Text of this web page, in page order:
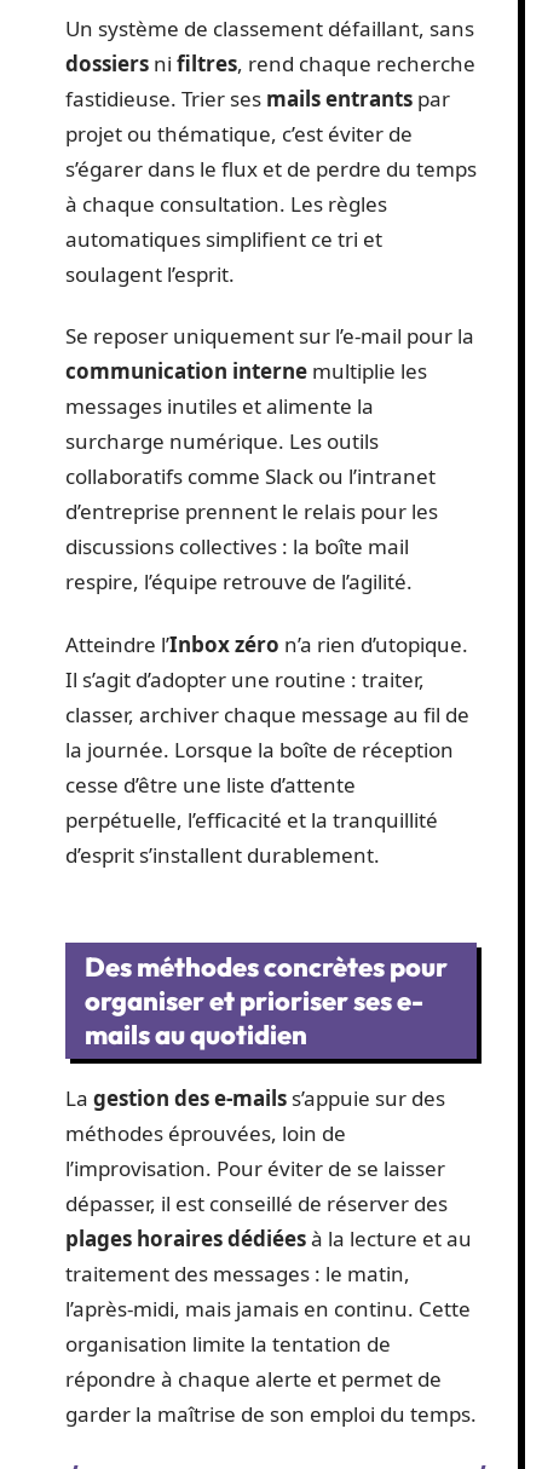
Un système de classement défaillant, sans
dossiers ni filtres, rend chaque recherche
fastidieuse. Trier ses mails entrants par
projet ou thématique, c’est éviter de
s’égarer dans le flux et de perdre du temps
à chaque consultation. Les règles
automatiques simplifient ce tri et
soulagent l’esprit.
Se reposer uniquement sur l’e-mail pour la
communication interne multiplie les
messages inutiles et alimente la
surcharge numérique. Les outils
collaboratifs comme Slack ou l’intranet
d’entreprise prennent le relais pour les
discussions collectives : la boîte mail
respire, l’équipe retrouve de l’agilité.
Atteindre l’Inbox zéro n’a rien d’utopique.
Il s’agit d’adopter une routine : traiter,
classer, archiver chaque message au fil de
la journée. Lorsque la boîte de réception
cesse d’être une liste d’attente
perpétuelle, l’efficacité et la tranquillité
d’esprit s’installent durablement.
Des méthodes concrètes pour
organiser et prioriser ses e-
mails au quotidien
La gestion des e-mails s’appuie sur des
méthodes éprouvées, loin de
l’improvisation. Pour éviter de se laisser
dépasser, il est conseillé de réserver des
plages horaires dédiéesà la lecture et au
traitement des messages : le matin,
l’après-midi, mais jamais en continu. Cette
organisation limite la tentation de
répondre à chaque alerte et permet de
garder la maîtrise de son emploi du temps.